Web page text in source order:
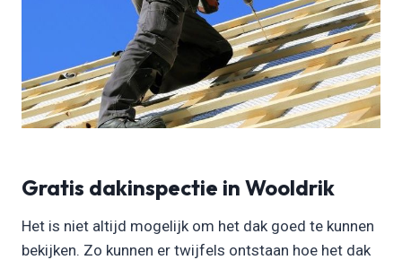
Gratis dakinspectie in Wooldrik
Het is niet altijd mogelijk om het dak goed te kunnen
bekijken. Zo kunnen er twijfels ontstaan hoe het dak